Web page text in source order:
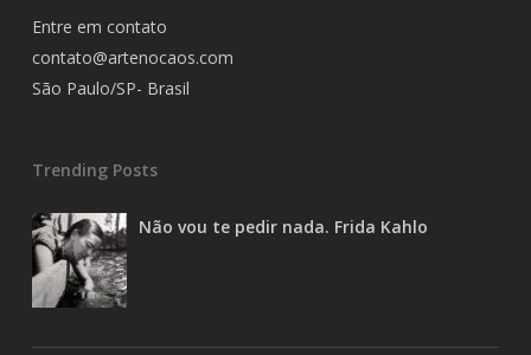
Entre em contato
contato@artenocaos.com
São Paulo/SP- Brasil
Trending Posts
Não vou te pedir nada. Frida Kahlo